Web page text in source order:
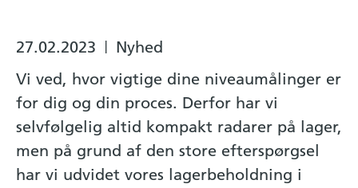
27.02.2023 |
Nyhed
Vi ved, hvor vigtige dine niveaumålinger er
for dig og din proces. Derfor har vi
selvfølgelig altid kompakt radarer på lager,
men på grund af den store efterspørgsel
har vi udvidet vores lagerbeholdning i